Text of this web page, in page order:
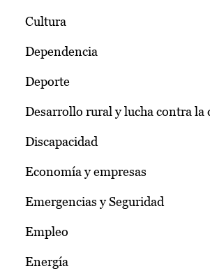
Cultura
Dependencia
Deporte
Desarrollo rural y lucha contra la
Discapacidad
Economía y empresas
Emergencias y Seguridad
Empleo
Energía